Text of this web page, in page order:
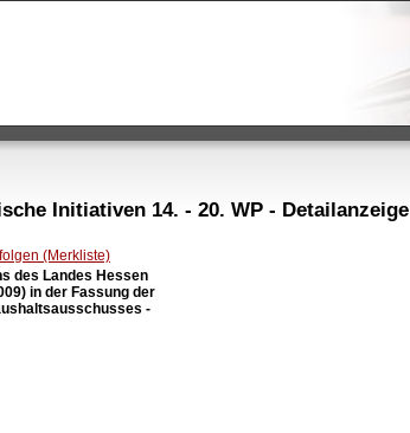
Initiativen 14. - 20. WP - Detailanzeige
(Merkliste)
des Landes Hessen
in der Fassung der
-